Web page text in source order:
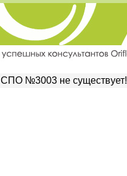
СПО №3003 не существует!